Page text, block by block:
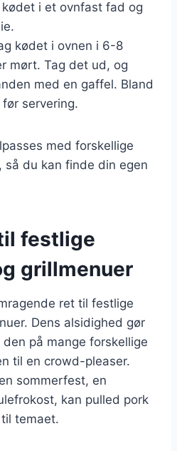
i et ovnfast fad og
kødet i ovnen i 6-8
mørt. Tag det ud, og
med en gaffel. Bland
servering.
med forskellige
så du kan finde din egen
festlige
grillmenuer
ret til festlige
Dens alsidighed gør
på mange forskellige
til en crowd-pleaser.
sommerfest, en
kan pulled pork
temaet.